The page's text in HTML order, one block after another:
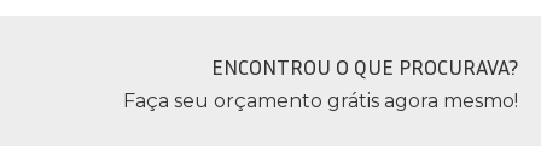
ENCONTROU O QUE PROCURAVA?
Faça seu orçamento grátis agora mesmo!